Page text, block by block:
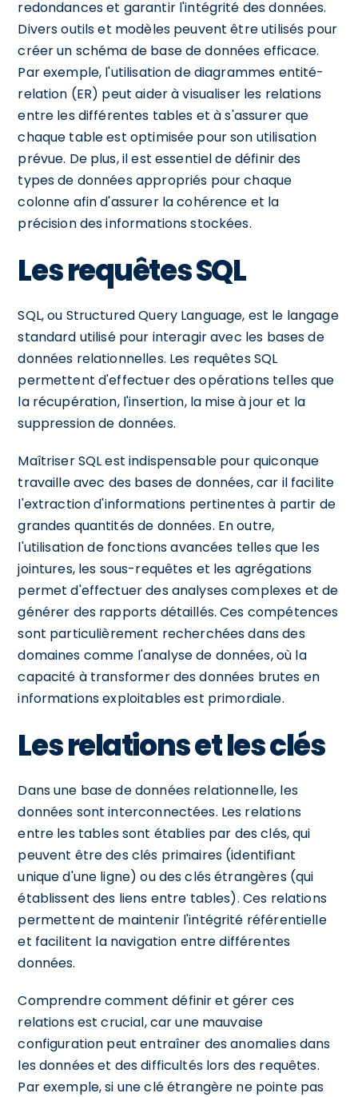
redondances et garantir l'intégrité des données.
Divers outils et modèles peuvent être utilisés pour
créer un schéma de base de données efficace.
Par exemple, l'utilisation de diagrammes entité-
relation (ER) peut aider à visualiser les relations
entre les différentes tables et à s'assurer que
chaque table est optimisée pour son utilisation
prévue. De plus, il est essentiel de définir des
types de données appropriés pour chaque
colonne afin d'assurer la cohérence et la
précision des informations stockées.
Les requêtes SQL
SQL, ou Structured Query Language, est le langage
standard utilisé pour interagir avec les bases de
données relationnelles. Les requêtes SQL
permettent d'effectuer des opérations telles que
la récupération, l'insertion, la mise à jour et la
suppression de données.
Maîtriser SQL est indispensable pour quiconque
travaille avec des bases de données, car il facilite
l'extraction d'informations pertinentes à partir de
grandes quantités de données. En outre,
l'utilisation de fonctions avancées telles que les
jointures, les sous-requêtes et les agrégations
permet d'effectuer des analyses complexes et de
générer des rapports détaillés. Ces compétences
sont particulièrement recherchées dans des
domaines comme l'analyse de données, où la
capacité à transformer des données brutes en
informations exploitables est primordiale.
Les relations et les clés
Dans une base de données relationnelle, les
données sont interconnectées. Les relations
entre les tables sont établies par des clés, qui
peuvent être des clés primaires (identifiant
unique d'une ligne) ou des clés étrangères (qui
établissent des liens entre tables). Ces relations
permettent de maintenir l'intégrité référentielle
et facilitent la navigation entre différentes
données.
Comprendre comment définir et gérer ces
relations est crucial, car une mauvaise
configuration peut entraîner des anomalies dans
les données et des difficultés lors des requêtes.
Par exemple, si une clé étrangère ne pointe pas